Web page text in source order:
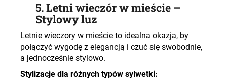
5. Letni wieczór w mieście –
Stylowy luz
Letnie wieczory w mieście to idealna okazja, by
połączyć wygodę z elegancją i czuć się swobodnie,
a jednocześnie stylowo.
Stylizacje dla różnych typów sylwetki: